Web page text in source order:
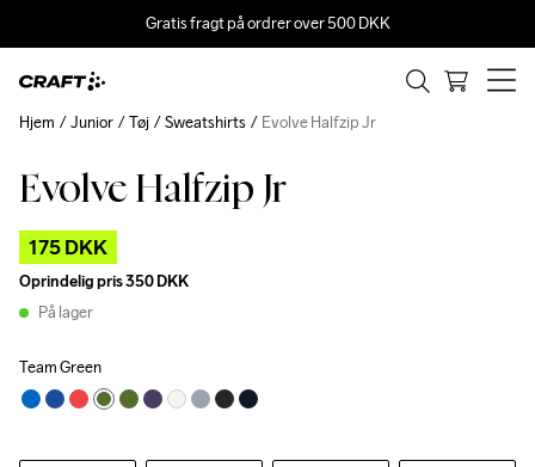
Gratis fragt på ordrer over 500 DKK
Evolve Halfzip Jr
175 DKK
Oprindelig pris350 DKK
På lager
Team Green
Hjem Junior Tøj Sweatshirts Evolve Halfzip Jr
Outlet